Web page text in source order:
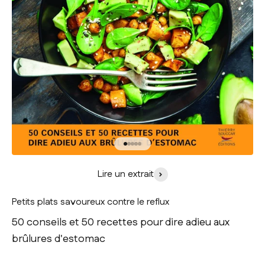
Aller à l'élément 1
Aller à l'élément 2
Aller à l'élément 3
Aller à l'élément 4
Aller à l'élément 5
Lire un extrait
Petits plats savoureux contre le reflux
50 conseils et 50 recettes pour dire adieu aux
brûlures d'estomac